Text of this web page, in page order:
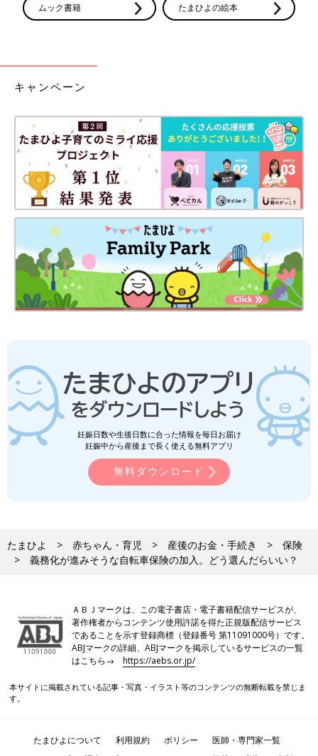
ムック書籍 たまひよの絵本
キャンペーン
妊娠日数や生後日数に合った情報を毎日お届け
妊娠中から産後まで長く使える無料アプリ
無料ダウンロード
たまひよ 赤ちゃん・育児 産後のお金・手続き
保険
義務化が進みそうな自転車保険の加入。どう選んだらいい？
ＡＢＪマークは、この電子書店・電子書籍配信サービスが、
著作権者からコンテンツ使用許諾を得た正規版配信サービス
であることを示す登録商標（登録番号 第11091000号）です。
ABJマークの詳細、ABJマークを掲示しているサービスの一覧
はこちら→https://aebs.or.jp/
本サイトに掲載されている記事・写真・イラスト等のコンテンツの無断転載を禁じま
す。
たまひよについて 利用規約 ポリシー
医師・専門家一覧